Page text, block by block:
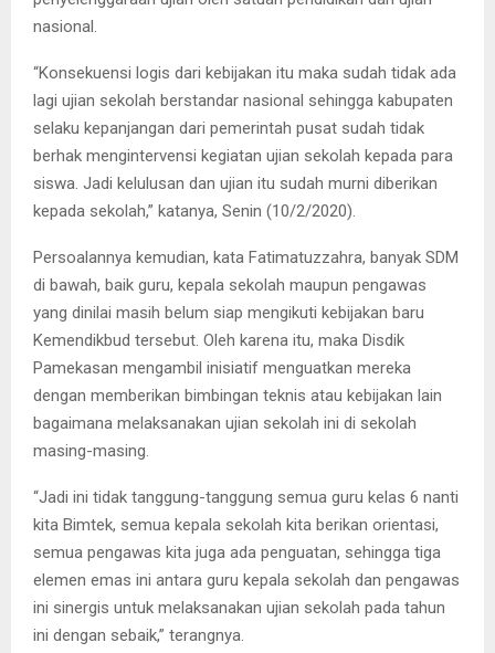
nasional.
“Konsekuensi logis dari kebijakan itu maka sudah tidak ada
lagi ujian sekolah berstandar nasional sehingga kabupaten
selaku kepanjangan dari pemerintah pusat sudah tidak
berhak mengintervensi kegiatan ujian sekolah kepada para
siswa. Jadi kelulusan dan ujian itu sudah murni diberikan
kepada sekolah,” katanya, Senin (10/2/2020).
Persoalannya kemudian, kata Fatimatuzzahra, banyak SDM
di bawah, baik guru, kepala sekolah maupun pengawas
yang dinilai masih belum siap mengikuti kebijakan baru
Kemendikbud tersebut. Oleh karena itu, maka Disdik
Pamekasan mengambil inisiatif menguatkan mereka
dengan memberikan bimbingan teknis atau kebijakan lain
bagaimana melaksanakan ujian sekolah ini di sekolah
masing-masing.
“Jadi ini tidak tanggung-tanggung semua guru kelas 6 nanti
kita Bimtek, semua kepala sekolah kita berikan orientasi,
semua pengawas kita juga ada penguatan, sehingga tiga
elemen emas ini antara guru kepala sekolah dan pengawas
ini sinergis untuk melaksanakan ujian sekolah pada tahun
ini dengan sebaik,” terangnya.